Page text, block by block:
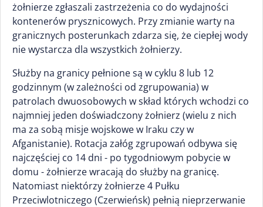
żołnierze zgłaszali zastrzeżenia co do wydajności
kontenerów prysznicowych. Przy zmianie warty na
granicznych posterunkach zdarza się, że ciepłej wody
nie wystarcza dla wszystkich żołnierzy.
Służby na granicy pełnione są w cyklu 8 lub 12
godzinnym (w zależności od zgrupowania) w
patrolach dwuosobowych w skład których wchodzi co
najmniej jeden doświadczony żołnierz (wielu z nich
ma za sobą misje wojskowe w Iraku czy w
Afganistanie). Rotacja załóg zgrupowań odbywa się
najczęściej co 14 dni - po tygodniowym pobycie w
domu - żołnierze wracają do służby na granicę.
Natomiast niektórzy żołnierze 4 Pułku
Przeciwlotniczego (Czerwieńsk) pełnią nieprzerwanie